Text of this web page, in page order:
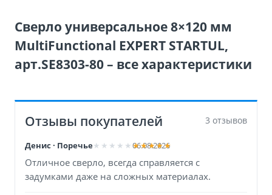
Сверло универсальное 8×120 мм
MultiFunctional EXPERT STARTUL,
арт.SE8303-80 – все характеристики
Отзывы покупателей 3 отзывов
Денис · Поречье 06.08.2026
Отличное сверло, всегда справляется с
задумками даже на сложных материалах.